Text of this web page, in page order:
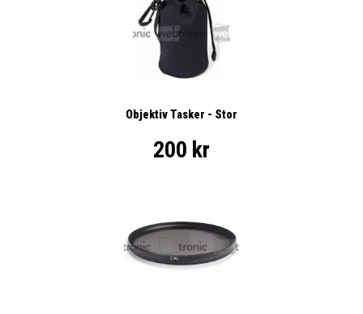
Objektiv Tasker - Stor
200 kr